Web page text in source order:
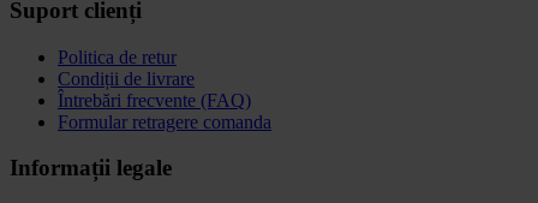
Suport clienți
Politica de retur
Condiții de livrare
Întrebări frecvente (FAQ)
Formular retragere comanda
Informații legale